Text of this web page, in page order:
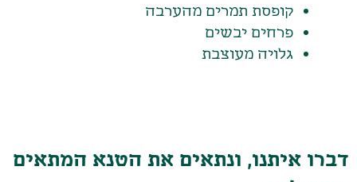
קופסת תמרים מהערבה
פרחים יבשים
גלויה מעוצבת
דברו איתנו, ונתאים את הטנא המתאים